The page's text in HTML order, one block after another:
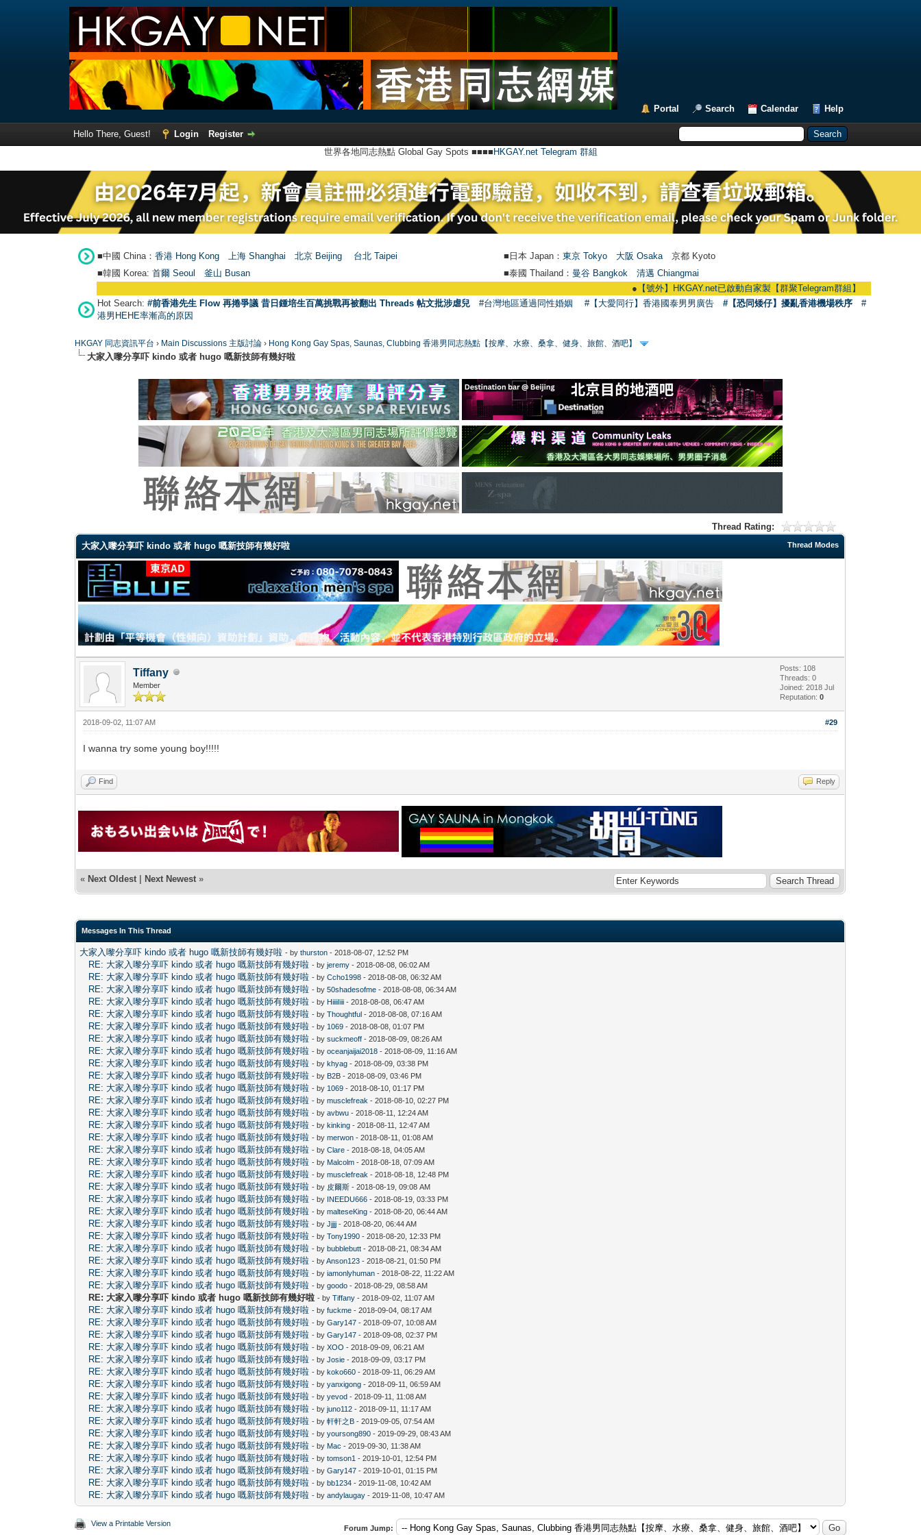
Portal Search Calendar Help
Hello There, Guest! Login
Register
世界各地同志熱點 Global Gay Spots ■■■■ HKGAY.net Telegram 群組
■中國 China： 香港 Hong Kong 上海 Shanghai 北京 Beijing 台北 Taipei ■日本 Japan： 東京 Tokyo 大阪 Osaka 京都 Kyoto
■韓國 Korea: 首爾 Seou 釜山 Busan ■泰國 Thailand： 曼谷 Bangkok
清邁 Chiangmai
【號外】HKGAY.net已啟動自家製【群聚Telegram群組】 HKGAY.net has
Hot Search: #前香港先生 Flow 再捲爭議 昔日鍾培生百萬挑戰再被翻出 Threads 帖文批涉虐兒 #台灣地區通過同性婚姻 #【大愛同行】香港國泰男男廣告 #【恐同矮仔】擾亂香港機場秩序
#
港男HEHE率漸高的原因
HKGAY 同志資訊平台 › Main Discussions 主版討論 › Hong Kong Gay Spas, Saunas, Clubbing 香港男同志熱點【按摩、水療、桑拿、健身、旅館、酒吧】
大家入嚟分享吓 kindo 或者 hugo 嘅新技師有幾好啦
Thread Rating:
Thread Modes
大家入嚟分享吓 kindo 或者 hugo 嘅新技師有幾好啦
Tiffany
Member
Posts: 108
Threads: 0
Joined: 2018 Jul
Reputation:0
#29
2018-09-02, 11:07 AM
I wanna try some young boy!!!!!
Find Reply
« Next Oldest | Next Newest »
Messages In This Thread
大家入嚟分享吓 kindo 或者 hugo 嘅新技師有幾好啦 - bythurston - 2018-08-07, 12:52 PM
RE: 大家入嚟分享吓 kindo 或者 hugo 嘅新技師有幾好啦 - byjeremy - 2018-08-08, 06:02 AM
RE: 大家入嚟分享吓 kindo 或者 hugo 嘅新技師有幾好啦 - byCcho1998 - 2018-08-08, 06:32 AM
RE: 大家入嚟分享吓 kindo 或者 hugo 嘅新技師有幾好啦 - by50shadesofme - 2018-08-08, 06:34 AM
RE: 大家入嚟分享吓 kindo 或者 hugo 嘅新技師有幾好啦 - by HiiiiIiii - 2018-08-08, 06:47 AM
RE: 大家入嚟分享吓 kindo 或者 hugo 嘅新技師有幾好啦 - byThoughtful - 2018-08-08, 07:16 AM
RE: 大家入嚟分享吓 kindo 或者 hugo 嘅新技師有幾好啦 - by 1069 - 2018-08-08, 01:07 PM
RE: 大家入嚟分享吓 kindo 或者 hugo 嘅新技師有幾好啦 - bysuckmeoff - 2018-08-09, 08:26 AM
RE: 大家入嚟分享吓 kindo 或者 hugo 嘅新技師有幾好啦 - byoceanjaijai2018 - 2018-08-09, 11:16 AM
RE: 大家入嚟分享吓 kindo 或者 hugo 嘅新技師有幾好啦 - bykhyag - 2018-08-09, 03:38 PM
RE: 大家入嚟分享吓 kindo 或者 hugo 嘅新技師有幾好啦 - by B2B - 2018-08-09, 03:46 PM
RE: 大家入嚟分享吓 kindo 或者 hugo 嘅新技師有幾好啦 - by 1069 - 2018-08-10, 01:17 PM
RE: 大家入嚟分享吓 kindo 或者 hugo 嘅新技師有幾好啦 - bymusclefreak - 2018-08-10, 02:27 PM
RE: 大家入嚟分享吓 kindo 或者 hugo 嘅新技師有幾好啦 - byavbwu - 2018-08-11, 12:24 AM
RE: 大家入嚟分享吓 kindo 或者 hugo 嘅新技師有幾好啦 - bykinking - 2018-08-11, 12:47 AM
RE: 大家入嚟分享吓 kindo 或者 hugo 嘅新技師有幾好啦 - bymerwon - 2018-08-11, 01:08 AM
RE: 大家入嚟分享吓 kindo 或者 hugo 嘅新技師有幾好啦 - byClare - 2018-08-18, 04:05 AM
RE: 大家入嚟分享吓 kindo 或者 hugo 嘅新技師有幾好啦 - by Malcolm - 2018-08-18, 07:09 AM
RE: 大家入嚟分享吓 kindo 或者 hugo 嘅新技師有幾好啦 - bymusclefreak - 2018-08-18, 12:48 PM
RE: 大家入嚟分享吓 kindo 或者 hugo 嘅新技師有幾好啦 - by 皮爾斯 - 2018-08-19, 09:08 AM
RE: 大家入嚟分享吓 kindo 或者 hugo 嘅新技師有幾好啦 - by INEEDU666 - 2018-08-19, 03:33 PM
RE: 大家入嚟分享吓 kindo 或者 hugo 嘅新技師有幾好啦 - bymalteseKing - 2018-08-20, 06:44 AM
RE: 大家入嚟分享吓 kindo 或者 hugo 嘅新技師有幾好啦 - byJjjjj - 2018-08-20, 06:44 AM
RE: 大家入嚟分享吓 kindo 或者 hugo 嘅新技師有幾好啦 - byTony1990 - 2018-08-20, 12:33 PM
RE: 大家入嚟分享吓 kindo 或者 hugo 嘅新技師有幾好啦 - bybubblebutt - 2018-08-21, 08:34 AM
RE: 大家入嚟分享吓 kindo 或者 hugo 嘅新技師有幾好啦 - byAnson123 - 2018-08-21, 01:50 PM
RE: 大家入嚟分享吓 kindo 或者 hugo 嘅新技師有幾好啦 - byiamonlyhuman - 2018-08-22, 11:22 AM
RE: 大家入嚟分享吓 kindo 或者 hugo 嘅新技師有幾好啦 - bygoodo - 2018-08-29, 08:58 AM
RE: 大家入嚟分享吓 kindo 或者 hugo 嘅新技師有幾好啦 - byTiffany - 2018-09-02, 11:07 AM
RE: 大家入嚟分享吓 kindo 或者 hugo 嘅新技師有幾好啦 - byfuckme - 2018-09-04, 08:17 AM
RE: 大家入嚟分享吓 kindo 或者 hugo 嘅新技師有幾好啦 - byGary147 - 2018-09-07, 10:08 AM
RE: 大家入嚟分享吓 kindo 或者 hugo 嘅新技師有幾好啦 - byGary147 - 2018-09-08, 02:37 PM
RE: 大家入嚟分享吓 kindo 或者 hugo 嘅新技師有幾好啦 - byXOO - 2018-09-09, 06:21 AM
RE: 大家入嚟分享吓 kindo 或者 hugo 嘅新技師有幾好啦 - byJosie - 2018-09-09, 03:17 PM
RE: 大家入嚟分享吓 kindo 或者 hugo 嘅新技師有幾好啦 - bykoko660 - 2018-09-11, 06:29 AM
RE: 大家入嚟分享吓 kindo 或者 hugo 嘅新技師有幾好啦 - byyanxigong - 2018-09-11, 06:59 AM
RE: 大家入嚟分享吓 kindo 或者 hugo 嘅新技師有幾好啦 - byyevod - 2018-09-11, 11:08 AM
RE: 大家入嚟分享吓 kindo 或者 hugo 嘅新技師有幾好啦 - byjuno112 - 2018-09-11, 11:17 AM
RE: 大家入嚟分享吓 kindo 或者 hugo 嘅新技師有幾好啦 - by軒軒之B - 2019-09-05, 07:54 AM
RE: 大家入嚟分享吓 kindo 或者 hugo 嘅新技師有幾好啦 - byyoursong890 - 2019-09-29, 08:43 AM
RE: 大家入嚟分享吓 kindo 或者 hugo 嘅新技師有幾好啦 - by Mac - 2019-09-30, 11:38 AM
RE: 大家入嚟分享吓 kindo 或者 hugo 嘅新技師有幾好啦 - bytomson1 - 2019-10-01, 12:54 PM
RE: 大家入嚟分享吓 kindo 或者 hugo 嘅新技師有幾好啦 - byGary147 - 2019-10-01, 01:15 PM
RE: 大家入嚟分享吓 kindo 或者 hugo 嘅新技師有幾好啦 - bybb1234 - 2019-11-08, 10:42 AM
RE: 大家入嚟分享吓 kindo 或者 hugo 嘅新技師有幾好啦 - byandylaugay - 2019-11-08, 10:47 AM
View a Printable Version
Forum Jump: